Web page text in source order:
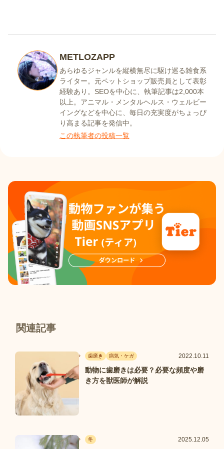
METLOZAPP
あらゆるジャンルを縦横無尽に駆け巡る雑食系
ライター。元ペットショップ販売員として表彰
経験あり。SEOを中心に、執筆記事は2,000本
以上。アニマル・メンタルヘルス・ウェルビー
イングなどを中心に、毎日の充実度がちょっぴ
り高まる記事を発信中。
この執筆者の投稿一覧
関連記事
歯磨き 病気・ケガ 2022.10.11
動物に歯磨きは必要？必要な頻度や磨
き方を獣医師が解説
冬 2025.12.05